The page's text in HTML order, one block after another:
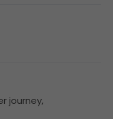
journey,